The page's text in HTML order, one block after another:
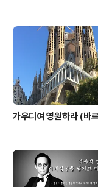
가우디여 영원하라 (바